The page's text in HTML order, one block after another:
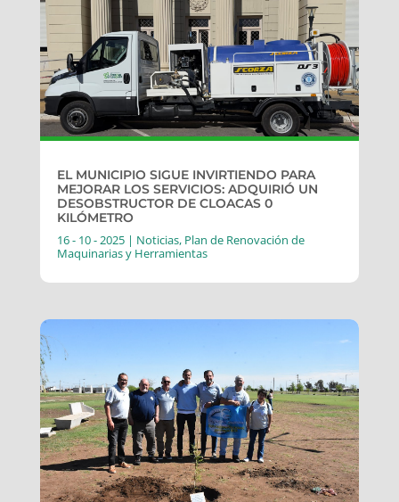
EL MUNICIPIO SIGUE INVIRTIENDO PARA
MEJORAR LOS SERVICIOS: ADQUIRIÓ UN
DESOBSTRUCTOR DE CLOACAS 0
KILÓMETRO
16 - 10 - 2025| Noticias, Plan de Renovación de
Maquinarias y Herramientas